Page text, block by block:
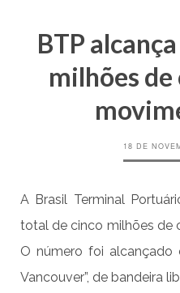
BTP
milhões
18 DE
A Brasil Terminal
total de cinco milhões de
O número foi alcançado
Vancouver”, de bandeira